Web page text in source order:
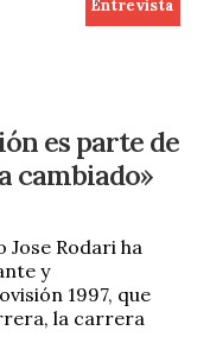
Entrevista
es parte de
cambiado»
Rodari ha
y
1997, que
la carrera